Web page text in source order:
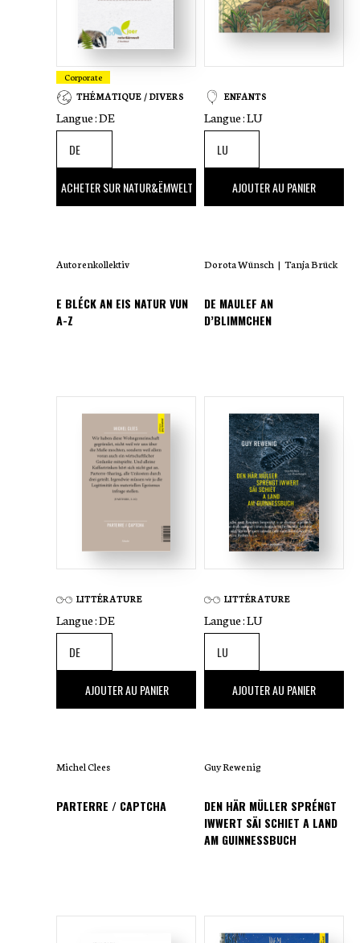
Corporate
THÉMATIQUE / DIVERS
Langue :DE
45,00 €
ACHETER SUR NATUR&ËMWELT
Autorenkollektiv
E BLÉCK AN EIS NATUR VUN
A-Z
ENFANTS
Langue :LU
,00 €AJOUTER AU PANIER
Dorota Wünsch | Tanja Brück
DE MAULEF AN
D’BLIMMCHEN
LITTÉRATURE
Langue :DE
,00 €AJOUTER AU PANIER
Michel Clees
PARTERRE / CAPTCHA
LITTÉRATURE
Langue :LU
,00 €
AJOUTER AU PANIER
Guy Rewenig
DEN HÄR MÜLLER SPRÉNGT
IWWERT SÄI SCHIET A LAND
AM GUINNESSBUCH